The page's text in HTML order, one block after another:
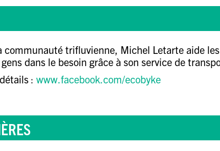
communauté trifluvienne, Michel Letarte aide
dans le besoin grâce à son service de
: www.facebook.com/ecobyke